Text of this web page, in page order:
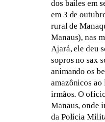
dos bailes em
em 3 de
rural de
Manaus), nas
Ajará, ele deu
sopros no sax
animando os
amazônicos ao
irmãos. O
Manaus, onde
da Polícia